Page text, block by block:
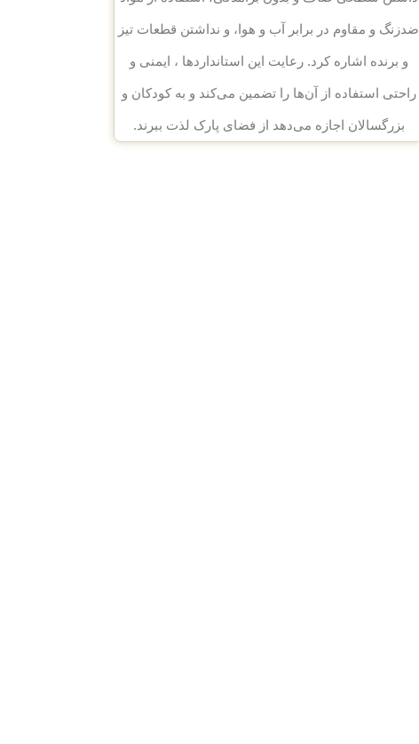
ضدزنگ و مقاوم در برابر آب و هوا، و نداشتن قطعات تیز
و برنده اشاره کرد. رعایت این استانداردها ، ایمنی و
راحتی استفاده از آن‌ها را تضمین می‌کند و به کودکان و
بزرگسالان اجازه می‌دهد از فضای پارک لذت ببرند.